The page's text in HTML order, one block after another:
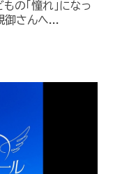
の「憧れ」になっ
御さんへ...